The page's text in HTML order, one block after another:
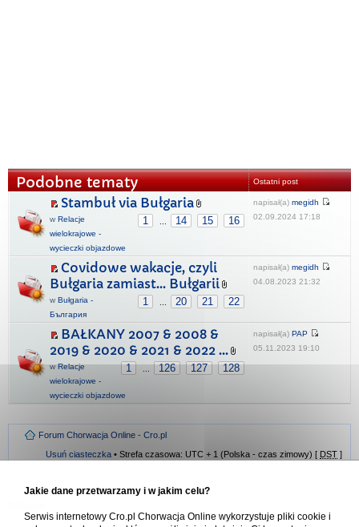
Podobne tematy Ostatni post
Stambuł via Bułgaria
1 14 15 16
w Relacje
wielokrajowe -
wycieczki objazdowe
napisał(a) megidh
02.09.2024 17:18
Covidowe wakacje, czyli
Bułgaria zamiast… Bułgarii
1 20 21 22
w Bułgaria -
България
napisał(a) megidh
04.08.2023 21:32
BAŁKANY 2007 & 2008 &
2019 & 2020 & 2021 & 2022 ...
1 126 127 128
wRelacje
wielokrajowe -
wycieczki objazdowe
napisał(a) PAP
05.11.2023 19:10
Forum Chorwacja Online - Cro.pl
Usuń ciasteczka • Strefa czasowa: UTC + 1 (Polska - czas zimowy) [ DST ]
Jakie dane przetwarzamy i w jakim celu?
Serwis internetowy Cro.pl Chorwacja Online wykorzystuje pliki cookie i